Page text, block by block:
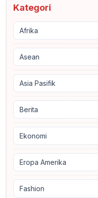
Kategori
Afrika
Asean
Asia Pasifik
Berita
Ekonomi
Eropa Amerika
Fashion